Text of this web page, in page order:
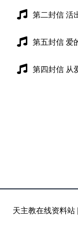
第二封信 活
第五封信 爱
第四封信 从
天主教在线资料站